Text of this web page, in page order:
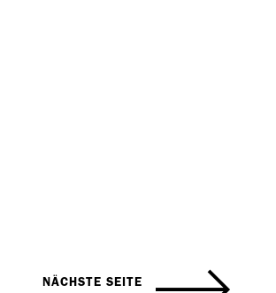
NÄCHSTE SEITE